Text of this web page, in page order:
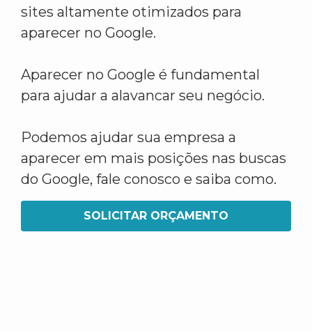
sites altamente otimizados para
aparecer no Google.
Aparecer no Google é fundamental
para ajudar a alavancar seu negócio.
Podemos ajudar sua empresa a
aparecer em mais posições nas buscas
do Google, fale conosco e saiba como.
SOLICITAR ORÇAMENTO